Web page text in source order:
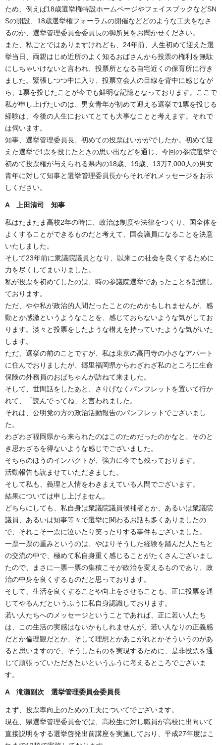
ため、例えば18歳選挙権特設ホームページやフェイスブックなどSN
Sの開設、18歳選挙権フォーラムの開催などどのような工夫をなさ
るのか、選挙管理委員会委員長の御所見をお聞かせください。
また、私ごとではありますけれども、24年前、人生初めて迎えた選
挙当日、両親はじめ近所のよく知るおばさんから投票の権利を無駄
にしちゃいけないと言われ、投票所となる自宅近くの保育所に行き
ました。緊張しつつ中に入り、投票立会人の目線を背中に感じなが
ら、1票を投じたことが今でも鮮明な記憶となっております。ここで
私が申し上げたいのは、男女青年が初めて迎える選挙で1票を投じる
経験は、今後の人生においてとても大事なことと考えます。それで
は伺います。
知事、選挙管理委員長、初めての投票はいかがでしたか。初めて迎
えた選挙で1票を投じたときの思い出などを通じ、今回の参院選挙で
初めて投票権が与えられる県内の18歳、19歳、13万7,000人の男女
青年に対して知事と選挙管理委員長からそれぞれメッセージをお示
しください。
A 上田清司 知事
私はたまたま高校2年の時に、政治は制度や法律をつくり、国全体を
よくすることができるものだと考えて、国会議員になることを決意
いたしました。
そして23年前に衆議院議員となり、以来この社会を良くするために
力を尽くしてまいりました。
私が投票を初めてしたのは、時の参議院選挙であったことを記憶し
ております。
ただ、やや私が政治的人間だったことのためかもしれませんが、感
動とか感激というようなことを、感じておらないような気がしてお
ります。淡々と投票をしたような構えを持っていたような気がいた
します。
ただ、選挙の前のことですが、私は東京の高円寺の小さなアパート
に住んでおりましたが、郷里福岡県からわざわざ私のところに生命
保険の外務員のおばちゃんが訪ねて来ました。
そして、世間話をしたあと、さりげなくパンフレットを置いて行か
れて、「読んでってね」と言われました。
それは、公明党の方の政治活動報告のパンフレットでございまし
た。
わざわざ福岡県から来られたのはこのためだったのかなと、そのと
き思わざるを得ないような感じでございました。
そちらのほうのインパクトが、強力に今でも残っております。
活動報告も読ませていただきました。
そして私も、義理と人情をわきまえている人間でございます。
結果については申し上げません。
どちらにしても、私自身は衆議院議員候補者とか、あるいは衆議院
議員、あるいは知事等々で選挙に関わるお話も多くありましたの
で、それこそ一票に泣いたり笑ったりする事件もございました。
一票一票の重みというのは、やはりそうした経験を踏んだ人たちと
の交流の中で、極めて私自身重く感じることがたくさんございまし
たので、まさに一票一票の集積こそが政治を変えるものであり、政
治の中身を良くするものだと思っております。
そして、生活を良くすることや向上をさせることも、正に投票を通
じてやるんだというふうに私自身認識しております。
若い人たちへのメッセージということであれば、正に若い人たち
は、この生活の実感はないかもしれませんが、若い人なりの正義感
だとか倫理観だとか、そして理想とかあこがれとかそういうのがあ
ると思いますので、そうしたものを実現するために、是非投票を通
じて頑張っていただきたいというふうに考えるところでございま
す。
A 滝瀬副次 選挙管理委員会委員長
まず、投票率向上のための工夫についてでございます。
現在、県選挙管理委員会では、高校生に対し職員が高校に出向いて
直接説明をする選挙啓発出前講座を実施しており、平成27年度はこ